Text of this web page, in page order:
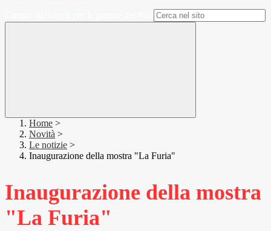
Home >
Novità >
Le notizie >
Inaugurazione della mostra "La Furia"
Inaugurazione della mostra
"La Furia"